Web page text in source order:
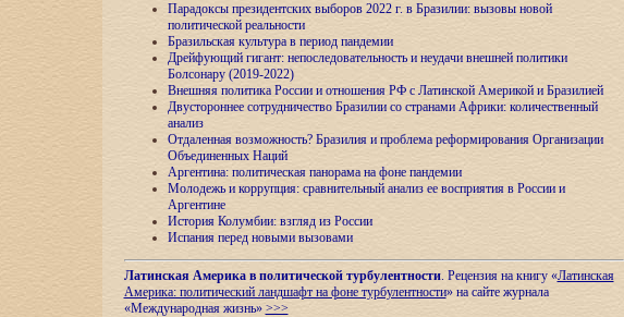
Парадоксы президентских выборов 2022 г. в Бразилии: вызовы новой
политической реальности
Бразильская культура в период пандемии
Дрейфующий гигант: непоследовательность и неудачи внешней политики
Болсонару (2019-2022)
Внешняя политика России и отношения РФ с Латинской Америкой и Бразилией
Двустороннее сотрудничество Бразилии со странами Африки: количественный
анализ
Отдаленная возможность? Бразилия и проблема реформирования Организации
Объединенных Наций
Аргентина: политическая панорама на фоне пандемии
Молодежь и коррупция: сравнительный анализ ee восприятия в России и
Аргентине
История Колумбии: взгляд из России
Испания перед новыми вызовами
Латинская Америка в политической турбулентности. Рецензия на книгу «Латинская
Америка: политический ландшафт на фоне турбулентности» на сайте журнала
«Международная жизнь» >>>